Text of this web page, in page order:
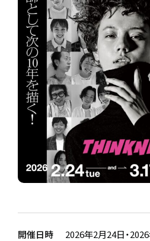
開催日時 2026年2月24日・